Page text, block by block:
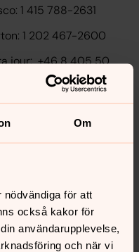
Om
för att
också kakor för
användarupplevelse,
och när vi
1 415 788-2631
1 202 467-2600
jour: +46 8 405 50
+46 8 405 10 00
sidans